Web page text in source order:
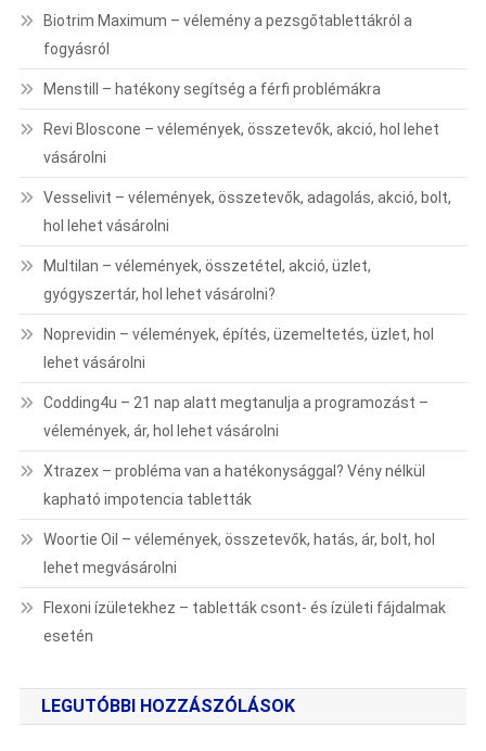
Biotrim Maximum – vélemény a pezsgőtablettákról a
fogyásról
Menstill – hatékony segítség a férfi problémákra
Revi Bloscone – vélemények, összetevők, akció, hol lehet
vásárolni
Vesselivit – vélemények, összetevők, adagolás, akció, bolt,
hol lehet vásárolni
Multilan – vélemények, összetétel, akció, üzlet,
gyógyszertár, hol lehet vásárolni?
Noprevidin – vélemények, építés, üzemeltetés, üzlet, hol
lehet vásárolni
Codding4u – 21 nap alatt megtanulja a programozást –
vélemények, ár, hol lehet vásárolni
Xtrazex – probléma van a hatékonysággal? Vény nélkül
kapható impotencia tabletták
Woortie Oil – vélemények, összetevők, hatás, ár, bolt, hol
lehet megvásárolni
Flexoni ízületekhez – tabletták csont- és ízületi fájdalmak
esetén
LEGUTÓBBI HOZZÁSZÓLÁSOK